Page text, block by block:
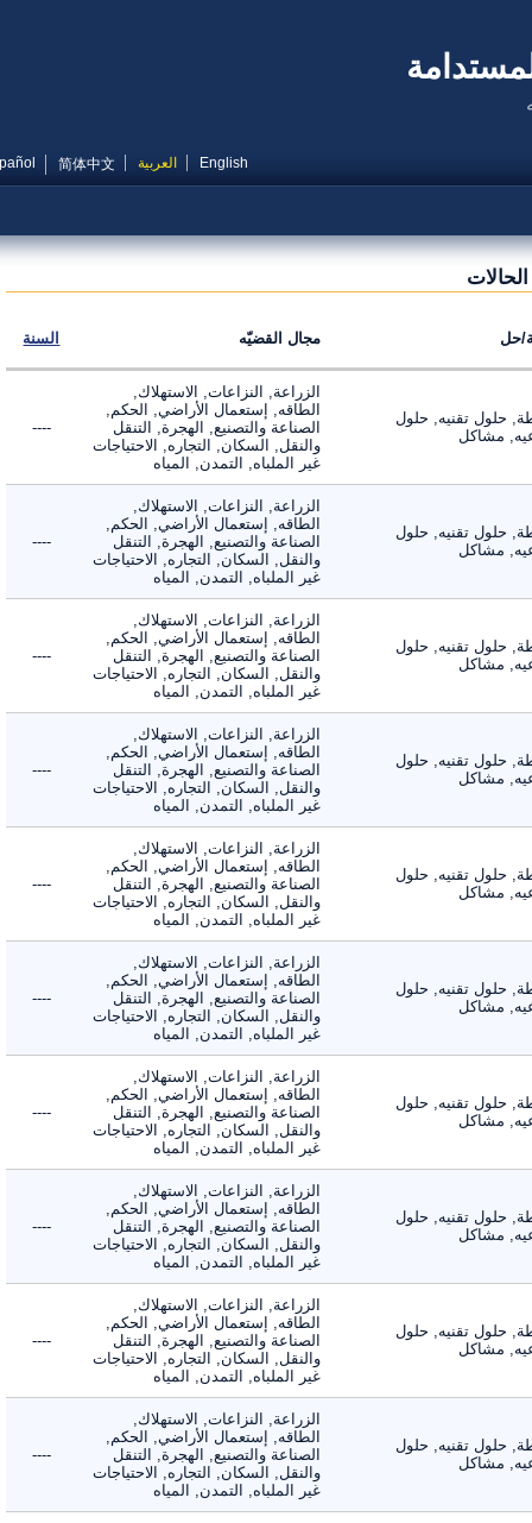
English العربية 简体中文
Español
مجال القضيّه السنة
حلول تقنيه, حلول
مشاكل
الزراعة, النزاعات, الاستهلاك,
الطاقه, إستعمال الأراضي, الحكم,
الصناعة والتصنيع, الهجرة, التنقل
والنقل, السكان, التجاره, الاحتياجات
غير الملباه, التمدن, المياه
----
حلول تقنيه, حلول
مشاكل
الزراعة, النزاعات, الاستهلاك,
الطاقه, إستعمال الأراضي, الحكم,
الصناعة والتصنيع, الهجرة, التنقل
والنقل, السكان, التجاره, الاحتياجات
غير الملباه, التمدن, المياه
----
حلول تقنيه, حلول
مشاكل
الزراعة, النزاعات, الاستهلاك,
الطاقه, إستعمال الأراضي, الحكم,
الصناعة والتصنيع, الهجرة, التنقل
والنقل, السكان, التجاره, الاحتياجات
غير الملباه, التمدن, المياه
----
حلول تقنيه, حلول
مشاكل
الزراعة, النزاعات, الاستهلاك,
الطاقه, إستعمال الأراضي, الحكم,
الصناعة والتصنيع, الهجرة, التنقل
والنقل, السكان, التجاره, الاحتياجات
غير الملباه, التمدن, المياه
----
حلول تقنيه, حلول
مشاكل
الزراعة, النزاعات, الاستهلاك,
الطاقه, إستعمال الأراضي, الحكم,
الصناعة والتصنيع, الهجرة, التنقل
والنقل, السكان, التجاره, الاحتياجات
غير الملباه, التمدن, المياه
----
حلول تقنيه, حلول
مشاكل
الزراعة, النزاعات, الاستهلاك,
الطاقه, إستعمال الأراضي, الحكم,
الصناعة والتصنيع, الهجرة, التنقل
والنقل, السكان, التجاره, الاحتياجات
غير الملباه, التمدن, المياه
----
حلول تقنيه, حلول
مشاكل
الزراعة, النزاعات, الاستهلاك,
الطاقه, إستعمال الأراضي, الحكم,
الصناعة والتصنيع, الهجرة, التنقل
والنقل, السكان, التجاره, الاحتياجات
غير الملباه, التمدن, المياه
----
حلول تقنيه, حلول
مشاكل
الزراعة, النزاعات, الاستهلاك,
الطاقه, إستعمال الأراضي, الحكم,
الصناعة والتصنيع, الهجرة, التنقل
والنقل, السكان, التجاره, الاحتياجات
غير الملباه, التمدن, المياه
----
حلول تقنيه, حلول
مشاكل
الزراعة, النزاعات, الاستهلاك,
الطاقه, إستعمال الأراضي, الحكم,
الصناعة والتصنيع, الهجرة, التنقل
والنقل, السكان, التجاره, الاحتياجات
غير الملباه, التمدن, المياه
----
حلول تقنيه, حلول
مشاكل
الزراعة, النزاعات, الاستهلاك,
الطاقه, إستعمال الأراضي, الحكم,
الصناعة والتصنيع, الهجرة, التنقل
والنقل, السكان, التجاره, الاحتياجات
غير الملباه, التمدن, المياه
----